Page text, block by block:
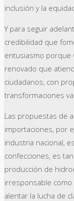
inclusión y la
Y para seguir
credibilidad que
entusiasmo porque
renovado que
ciudadanos, con
transformaciones
Las propuestas de
importaciones, por
industria nacional,
confecciones, es
producción de
irresponsable
alentar la lucha de